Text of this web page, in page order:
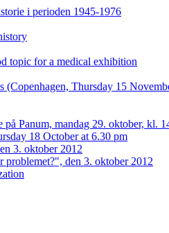
i perioden 1945-1976
topic for a medical exhibition
(Copenhagen, Thursday 15
Panum, mandag 29. oktober, kl.
18 October at 6.30 pm
3. oktober 2012
problemet?", den 3. oktober 2012